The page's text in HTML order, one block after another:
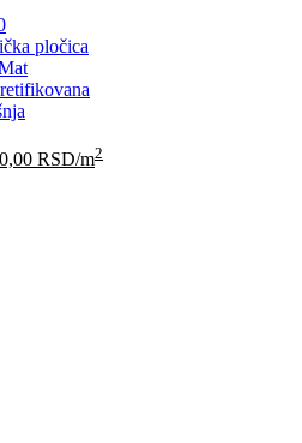
pločica
RSD/m2